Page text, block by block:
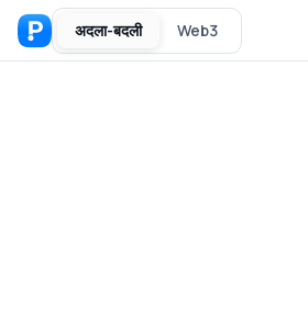
अदला-बदली Web3